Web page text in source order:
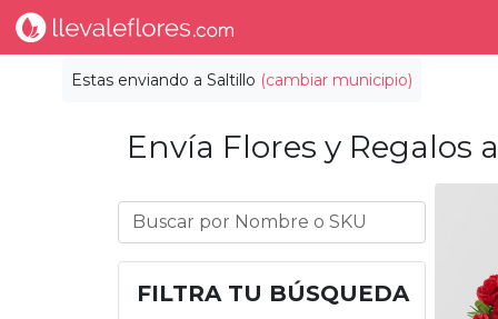
Estas enviando a Saltillo (cambiar municipio)
Envía Flores y Regalos
FILTRA TU BÚSQUEDA